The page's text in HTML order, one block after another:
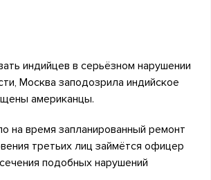
индийцев в серьёзном нарушении
Москва заподозрила индийское
американцы.
на время запланированный ремонт
третьих лиц займётся офицер
подобных нарушений